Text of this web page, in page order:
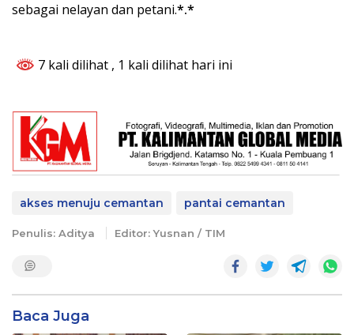
sebagai nelayan dan petani.*.*
7 kali dilihat , 1 kali dilihat hari ini
akses menuju cemantan pantai cemantan
Penulis: Aditya Editor: Yusnan / TIM
Baca Juga